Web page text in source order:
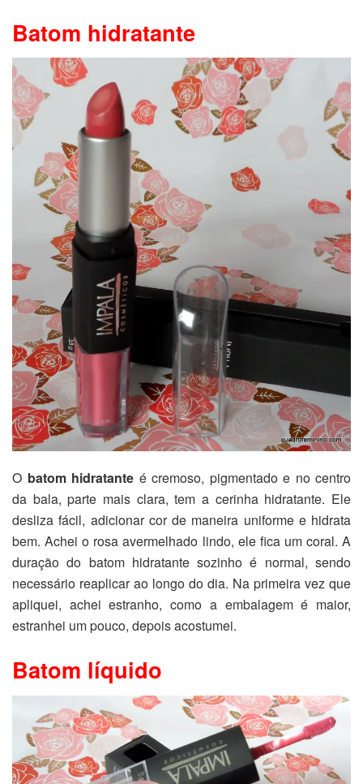
Batom hidratante
O batom hidratante é cremoso, pigmentado e no centro
da bala, parte mais clara, tem a cerinha hidratante. Ele
desliza fácil, adicionar cor de maneira uniforme e hidrata
bem. Achei o rosa avermelhado lindo, ele fica um coral. A
duração do batom hidratante sozinho é normal, sendo
necessário reaplicar ao longo do dia. Na primeira vez que
apliquei, achei estranho, como a embalagem é maior,
estranhei um pouco, depois acostumei.
Batom líquido